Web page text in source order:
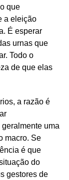
que
a eleição
É esperar
urnas que
Todo o
de que elas
a razão é
uma
macro. Se
é que
do
gestores de